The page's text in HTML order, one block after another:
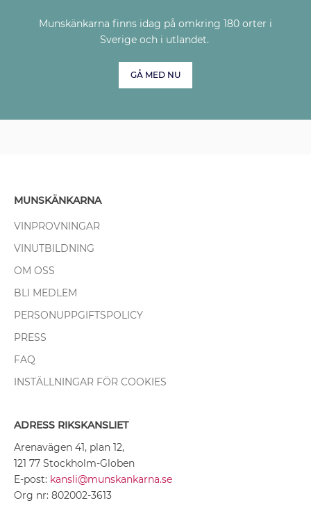
Munskänkarna finns idag på omkring 180 orter i
Sverige och i utlandet.
GÅ MED NU
MUNSKÄNKARNA
VINPROVNINGAR
VINUTBILDNING
OM OSS
BLI MEDLEM
PERSONUPPGIFTSPOLICY
PRESS
FAQ
INSTÄLLNINGAR FÖR COOKIES
ADRESS RIKSKANSLIET
Arenavägen 41, plan 12,
121 77 Stockholm-Globen
E-post: kansli@munskankarna.se
Org nr: 802002-3613